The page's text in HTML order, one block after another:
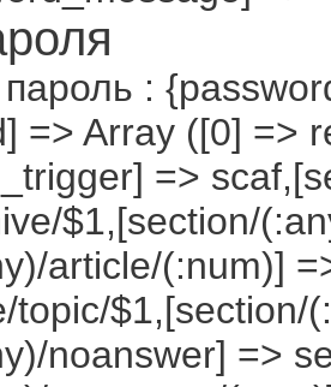
:
=> Array ([0] =>
=>
$1,[section/
article/(:num)]
topic/$1,[section/
noanswer] =>